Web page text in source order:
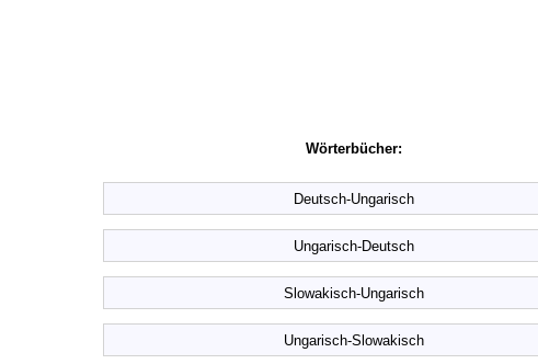
Wörterbücher:
Deutsch-Ungarisch
Ungarisch-Deutsch
Slowakisch-Ungarisch
Ungarisch-Slowakisch